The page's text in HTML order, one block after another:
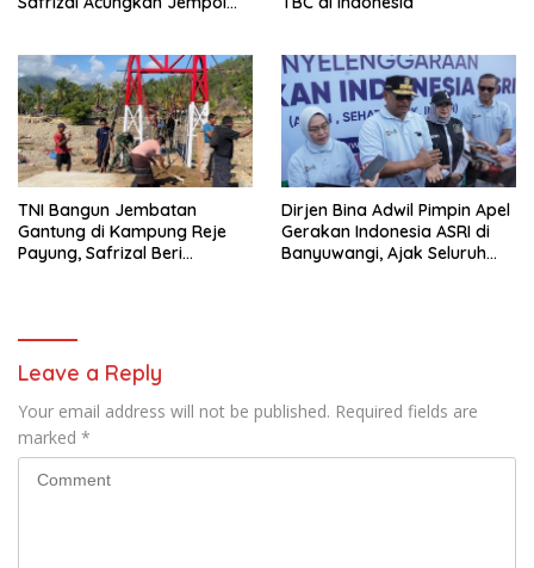
TNI Bangun Jembatan
Gantung di Kampung Reje
Payung, Safrizal Beri
Dirjen Bina Adwil Pimpin Apel
Gerakan Indonesia ASRI di
Banyuwangi, Ajak Seluruh
Leave a Reply
Your email address will not be published. Required fields are
marked *